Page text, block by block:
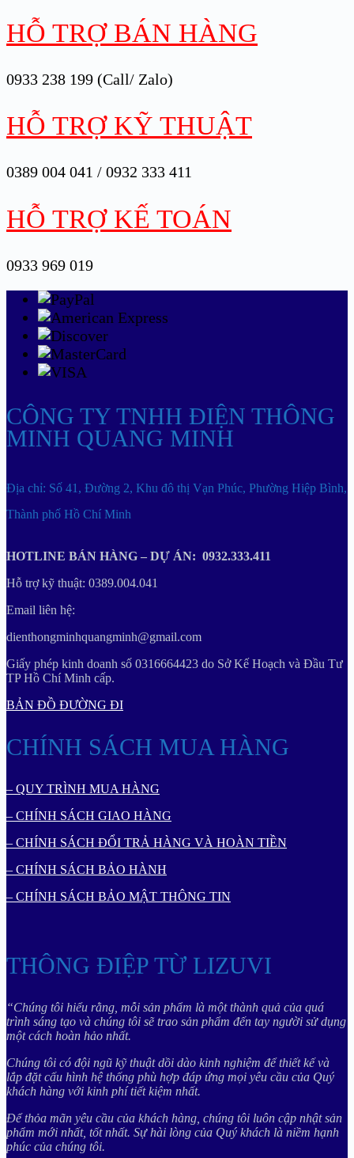
HỖ TRỢ BÁN HÀNG
0933 238 199 (Call/ Zalo)
HỖ TRỢ KỸ THUẬT
0389 004 041 / 0932 333 411
HỖ TRỢ KẾ TOÁN
0933 969 019
CÔNG TY TNHH ĐIỆN THÔNG
MINH QUANG MINH
Địa chỉ: Số 41, Đường 2, Khu đô thị Vạn Phúc, Phường Hiệp Bình,
Thành phố Hồ Chí Minh
HOTLINE BÁN HÀNG – DỰ ÁN: 0932.333.411
Hỗ trợ kỹ thuật: 0389.004.041
Email liên hệ:
dienthongminhquangminh@gmail.com
Giấy phép kinh doanh số 0316664423 do Sở Kế Hoạch và Đầu Tư
TP Hồ Chí Minh cấp.
BẢN ĐỒ ĐƯỜNG ĐI
CHÍNH SÁCH MUA HÀNG
– QUY TRÌNH MUA HÀNG
– CHÍNH SÁCH GIAO HÀNG
– CHÍNH SÁCH ĐỔI TRẢ HÀNG VÀ HOÀN TIỀN
– CHÍNH SÁCH BẢO HÀNH
– CHÍNH SÁCH BẢO MẬT THÔNG TIN
THÔNG ĐIỆP TỪ LIZUVI
“Chúng tôi hiểu rằng, mỗi sản phẩm là một thành quả của quá
trình sáng tạo và chúng tôi sẽ trao sản phẩm đến tay người sử dụng
một cách hoàn hảo nhất.
Chúng tôi có đội ngũ kỹ thuật dồi dào kinh nghiệm để thiết kế và
lắp đặt cấu hình hệ thống phù hợp đáp ứng mọi yêu cầu của Quý
khách hàng với kinh phí tiết kiệm nhất.
Để thỏa mãn yêu cầu của khách hàng, chúng tôi luôn cập nhật sản
phẩm mới nhất, tốt nhất. Sự hài lòng của Quý khách là niềm hạnh
phúc của chúng tôi.